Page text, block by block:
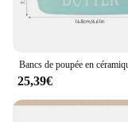
25,39€